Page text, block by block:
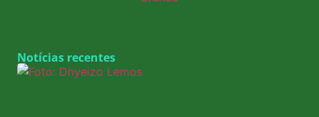
Notícias recentes